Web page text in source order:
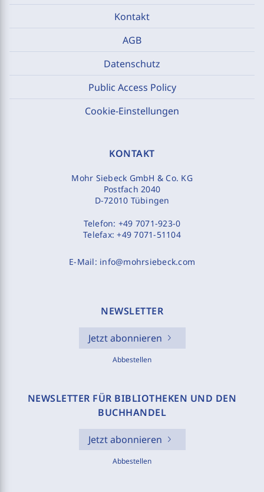
Kontakt
AGB
Datenschutz
Public Access Policy
Cookie-Einstellungen
KONTAKT
Mohr Siebeck GmbH & Co. KG
Postfach 2040
D-72010 Tübingen
Telefon: +49 7071-923-0
Telefax:+49 7071-51104
E-Mail: info@mohrsiebeck.com
NEWSLETTER
Jetzt abonnieren
Abbestellen
NEWSLETTER FÜR BIBLIOTHEKEN UND DEN
BUCHHANDEL
Jetzt abonnieren
Abbestellen